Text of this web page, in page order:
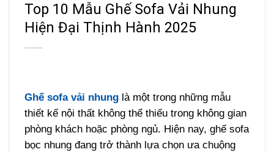
Top 10 Mẫu Ghế Sofa Vải Nhung
Hiện Đại Thịnh Hành 2025
Ghế sofa vải nhung là một trong những mẫu
thiết kế nội thất không thể thiếu trong không gian
phòng khách hoặc phòng ngủ. Hiện nay, ghế sofa
bọc nhung đang trở thành lựa chọn ưa chuộng